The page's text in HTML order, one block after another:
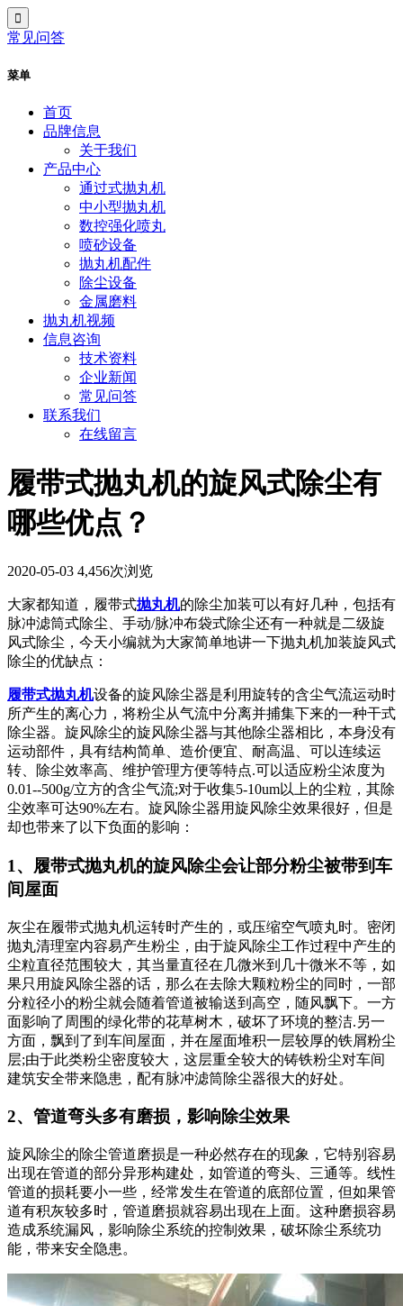
常见问答
菜单
首页
品牌信息
关于我们
产品中心
通过式抛丸机
中小型抛丸机
数控强化喷丸
喷砂设备
抛丸机配件
除尘设备
金属磨料
抛丸机视频
信息咨询
技术资料
企业新闻
常见问答
联系我们
在线留言
履带式抛丸机的旋风式除尘有
哪些优点？
2020-05-03 4,456次浏览
大家都知道，履带式抛丸机的除尘加装可以有好几种，包括有
脉冲滤筒式除尘、手动/脉冲布袋式除尘还有一种就是二级旋
风式除尘，今天小编就为大家简单地讲一下抛丸机加装旋风式
除尘的优缺点：
履带式抛丸机设备的旋风除尘器是利用旋转的含尘气流运动时
所产生的离心力，将粉尘从气流中分离并捕集下来的一种干式
除尘器。旋风除尘的旋风除尘器与其他除尘器相比，本身没有
运动部件，具有结构简单、造价便宜、耐高温、可以连续运
转、除尘效率高、维护管理方便等特点.可以适应粉尘浓度为
0.01--500g/立方的含尘气流;对于收集5-10um以上的尘粒，其除
尘效率可达90%左右。旋风除尘器用旋风除尘效果很好，但是
却也带来了以下负面的影响：
1、履带式抛丸机的旋风除尘会让部分粉尘被带到车
间屋面
灰尘在履带式抛丸机运转时产生的，或压缩空气喷丸时。密闭
抛丸清理室内容易产生粉尘，由于旋风除尘工作过程中产生的
尘粒直径范围较大，其当量直径在几微米到几十微米不等，如
果只用旋风除尘器的话，那么在去除大颗粒粉尘的同时，一部
分粒径小的粉尘就会随着管道被输送到高空，随风飘下。一方
面影响了周围的绿化带的花草树木，破坏了环境的整洁.另一
方面，飘到了到车间屋面，并在屋面堆积一层较厚的铁屑粉尘
层;由于此类粉尘密度较大，这层重全较大的铸铁粉尘对车间
建筑安全带来隐患，配有脉冲滤筒除尘器很大的好处。
2、管道弯头多有磨损，影响除尘效果
旋风除尘的除尘管道磨损是一种必然存在的现象，它特别容易
出现在管道的部分异形构建处，如管道的弯头、三通等。线性
管道的损耗要小一些，经常发生在管道的底部位置，但如果管
道有积灰较多时，管道磨损就容易出现在上面。这种磨损容易
造成系统漏风，影响除尘系统的控制效果，破坏除尘系统功
能，带来安全隐患。